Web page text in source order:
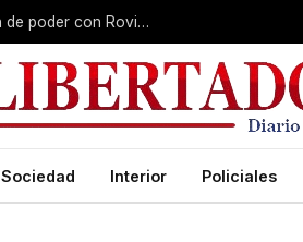
Misiones gana peso nacional en plena reconfiguración de poder con Rovira afuera
Sociedad Interior Policiales